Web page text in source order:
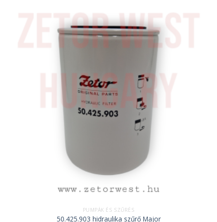
PUMPÁK ÉS SZŰRÉS
50.425.903 hidraulika szűrő Major